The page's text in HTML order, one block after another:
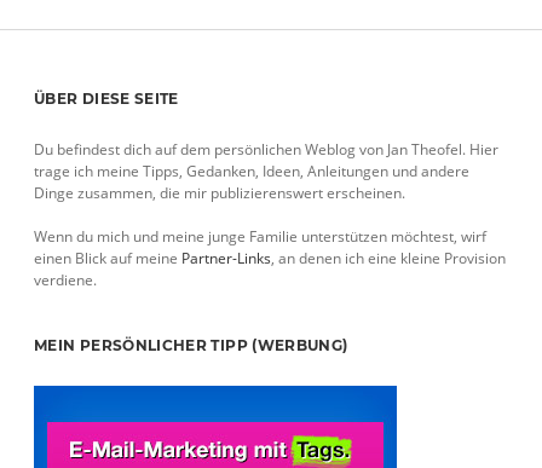
Sidebar
ÜBER DIESE SEITE
Du befindest dich auf dem persönlichen Weblog von Jan Theofel. Hier
trage ich meine Tipps, Gedanken, Ideen, Anleitungen und andere
Dinge zusammen, die mir publizierenswert erscheinen.
Wenn du mich und meine junge Familie unterstützen möchtest, wirf
einen Blick auf meine Partner-Links, an denen ich eine kleine Provision
verdiene.
MEIN PERSÖNLICHER TIPP (WERBUNG)